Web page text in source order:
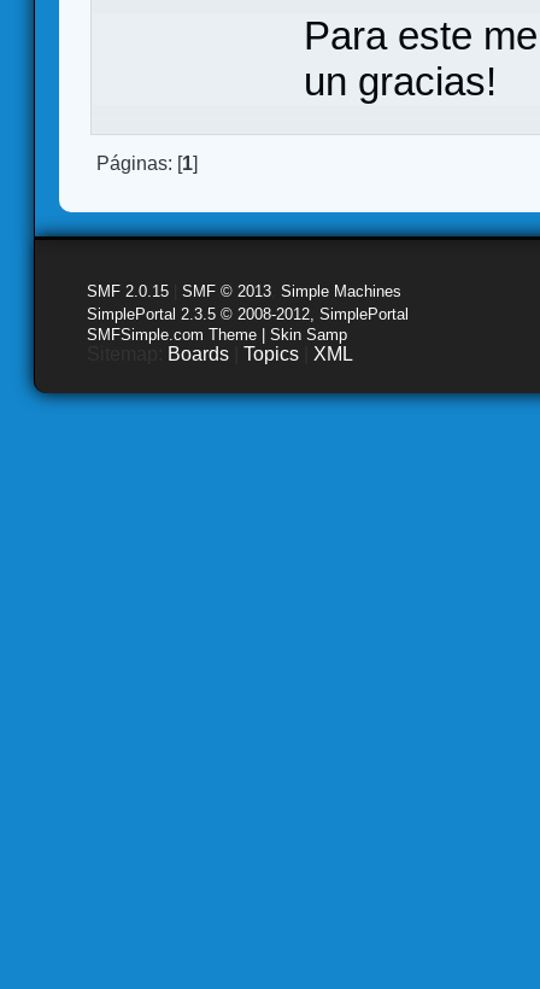
Para este
un gracias!
Páginas: [1]
SMF 2.0.15 SMF © 2013 Simple Machines
SimplePortal 2.3.5 © 2008-2012, SimplePortal
SMFSimple.com Theme | Skin Samp
Boards Topics XML